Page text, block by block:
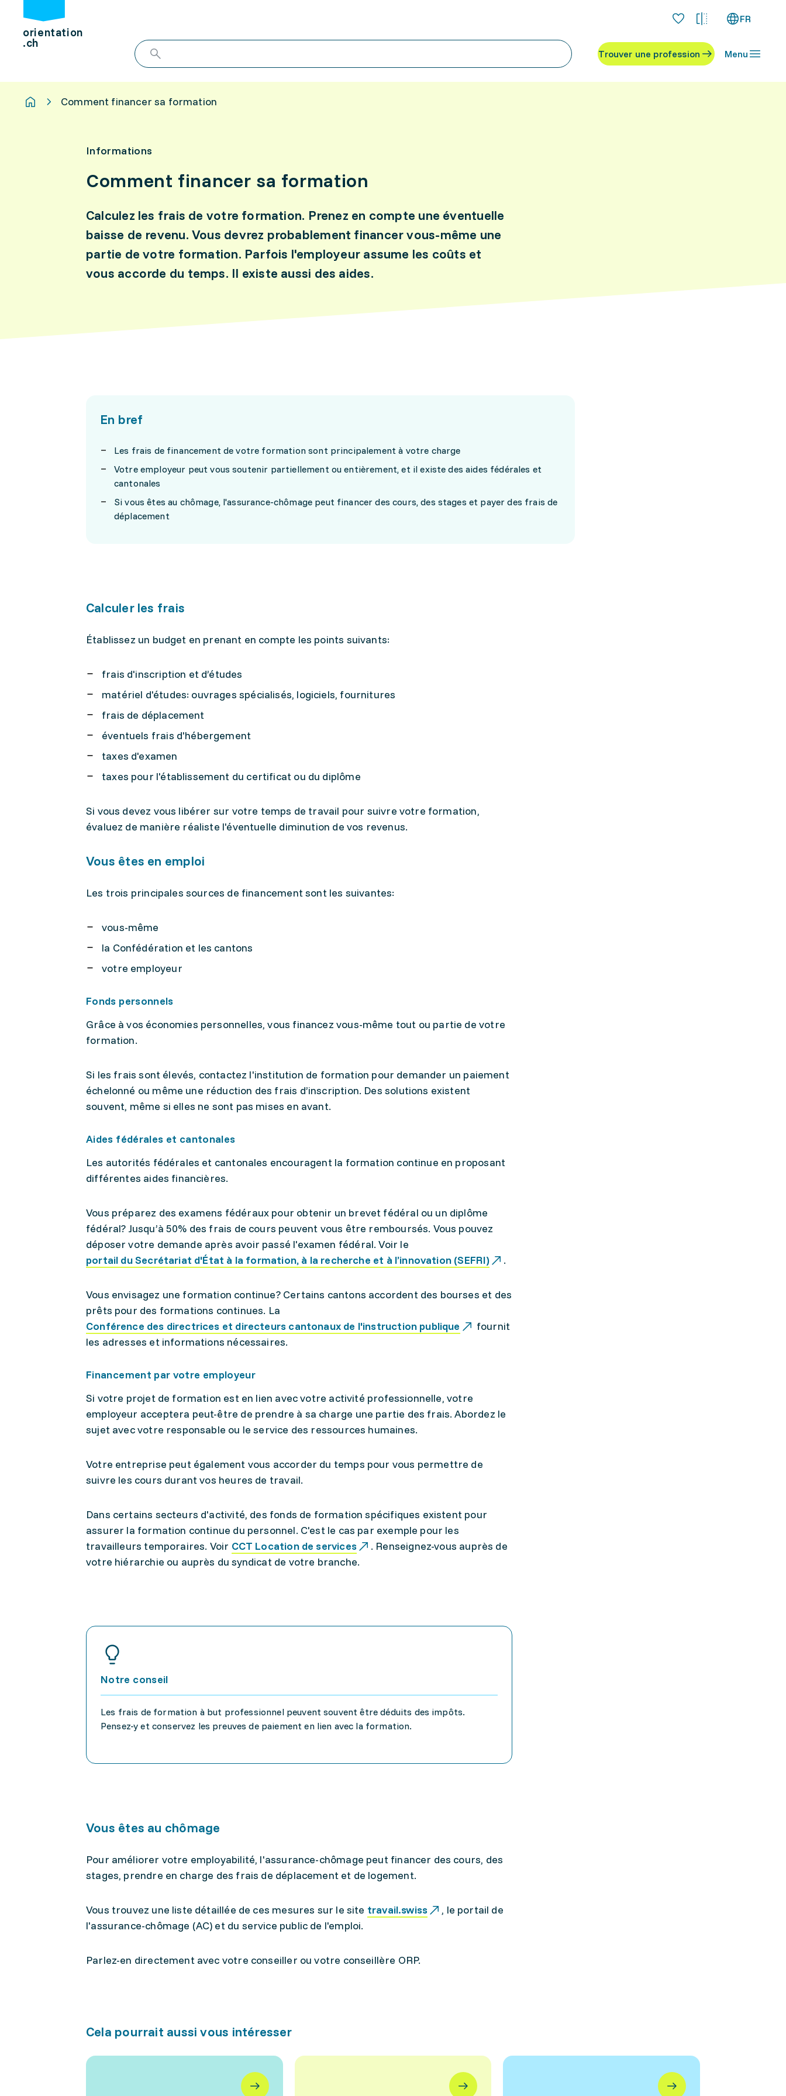
orientation
.ch
FR
Trouver une profession Menu
Comment financer sa formation
Informations
Comment financer sa formation
Calculez les frais de votre formation. Prenez en compte une éventuelle
baisse de revenu. Vous devrez probablement financer vous-même une
partie de votre formation. Parfois l'employeur assume les coûts et
vous accorde du temps. Il existe aussi des aides.
En bref
Les frais de financement de votre formation sont principalement à votre charge
Votre employeur peut vous soutenir partiellement ou entièrement, et il existe des aides fédérales et
cantonales
Si vous êtes au chômage, l'assurance-chômage peut financer des cours, des stages et payer des frais de
déplacement
Calculer les frais
Établissez un budget en prenant en compte les points suivants:
frais d'inscription et d’études
matériel d'études: ouvrages spécialisés, logiciels, fournitures
frais de déplacement
éventuels frais d'hébergement
taxes d'examen
taxes pour l'établissement du certificat ou du diplôme
Si vous devez vous libérer sur votre temps de travail pour suivre votre formation,
évaluez de manière réaliste l'éventuelle diminution de vos revenus.
Vous êtes en emploi
Les trois principales sources de financement sont les suivantes:
vous-même
la Confédération et les cantons
votre employeur
Fonds personnels
Grâce à vos économies personnelles, vous financez vous-même tout ou partie de votre
formation.
Si les frais sont élevés, contactez l'institution de formation pour demander un paiement
échelonné ou même une réduction des frais d’inscription. Des solutions existent
souvent, même si elles ne sont pas mises en avant.
Aides fédérales et cantonales
Les autorités fédérales et cantonales encouragent la formation continue en proposant
différentes aides financières.
Vous préparez des examens fédéraux pour obtenir un brevet fédéral ou un diplôme
fédéral? Jusqu’à 50% des frais de cours peuvent vous être remboursés. Vous pouvez
déposer votre demande après avoir passé l'examen fédéral. Voir le
portail du Secrétariat d'État à la formation, à la recherche et à l’innovation (SEFRI)
.
Vous envisagez une formation continue? Certains cantons accordent des bourses et des
prêts pour des formations continues. La
Conférence des directrices et directeurs cantonaux de l'instruction publique
fournit
les adresses et informations nécessaires.
Financement par votre employeur
Si votre projet de formation est en lien avec votre activité professionnelle, votre
employeur acceptera peut-être de prendre à sa charge une partie des frais. Abordez le
sujet avec votre responsable ou le service des ressources humaines.
Votre entreprise peut également vous accorder du temps pour vous permettre de
suivre les cours durant vos heures de travail.
Dans certains secteurs d'activité, des fonds de formation spécifiques existent pour
assurer la formation continue du personnel. C'est le cas par exemple pour les
travailleurs temporaires. Voir CCT Location de services
. Renseignez-vous auprès de
votre hiérarchie ou auprès du syndicat de votre branche.
Notre conseil
Les frais de formation à but professionnel peuvent souvent être déduits des impôts.
Pensez-y et conservez les preuves de paiement en lien avec la formation.
Vous êtes au chômage
Pour améliorer votre employabilité, l'assurance-chômage peut financer des cours, des
stages, prendre en charge des frais de déplacement et de logement.
Vous trouvez une liste détaillée de ces mesures sur le site travail.swiss
, le portail de
l'assurance-chômage (AC) et du service public de l'emploi.
Parlez-en directement avec votre conseiller ou votre conseillère ORP.
Cela pourrait aussi vous intéresser